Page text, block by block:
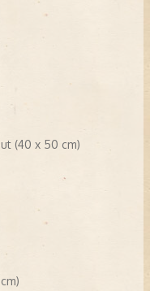
(40 x 50 cm)